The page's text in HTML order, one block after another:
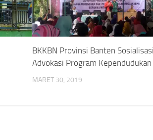
BKKBN Provinsi Banten
Advokasi Program Kependudukan
MARET 30, 2019